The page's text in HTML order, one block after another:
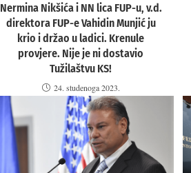
Nermina Nikšića i NN lica FUP-u, v.d.
direktora FUP-e Vahidin Munjić ju
krio i držao u ladici. Krenule
provjere. Nije je ni dostavio
Tužilaštvu KS!
24. studenoga 2023.